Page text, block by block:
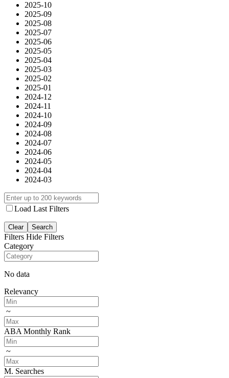
2025-10
2025-09
2025-08
2025-07
2025-06
2025-05
2025-04
2025-03
2025-02
2025-01
2024-12
2024-11
2024-10
2024-09
2024-08
2024-07
2024-06
2024-05
2024-04
2024-03
Load Last Filters
Clear Search
Filters Hide Filters
Category
No data
Relevancy
~
ABA Monthly Rank
~
M. Searches